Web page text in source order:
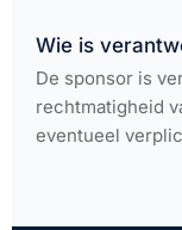
Wie is
De sponsor is
rechtmatigheid
eventueel